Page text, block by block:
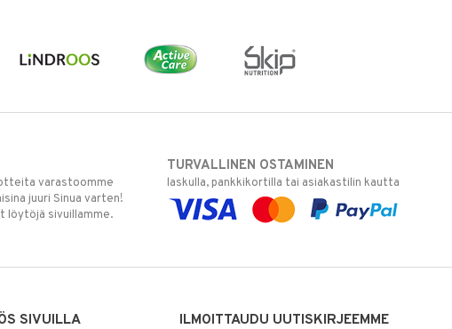
varastoomme
juuri Sinua varten!
löytöjä sivuillamme.
TURVALLINEN OSTAMINEN
laskulla, pankkikortilla tai asiakastilin kautta
SIVUILLA ILMOITTAUDU UUTISKIRJEEMME